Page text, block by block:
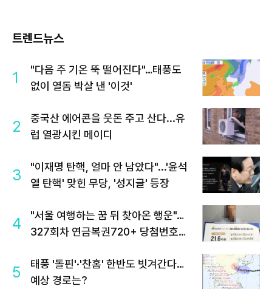
트렌드뉴스
1
"다음 주 기온 뚝 떨어진다"…태풍도
없이 열돔 박살 낸 '이것'
2
중국산 에어콘을 웃돈 주고 산다...유
럽 열광시킨 메이디
3
"이재명 탄핵, 얼마 안 남았다"...'윤석
열 탄핵' 맞힌 무당, '성지글' 등장
4
"서울 여행하는 꿈 뒤 찾아온 행운"…
327회차 연금복권720+ 당첨번호조
5
태풍 '돌핀'·'찬홈' 한반도 빗겨간다…
예상 경로는?